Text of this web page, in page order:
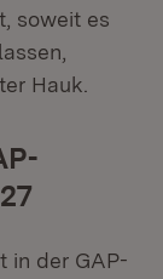
soweit es
Hauk.
in neuem
in der GAP-